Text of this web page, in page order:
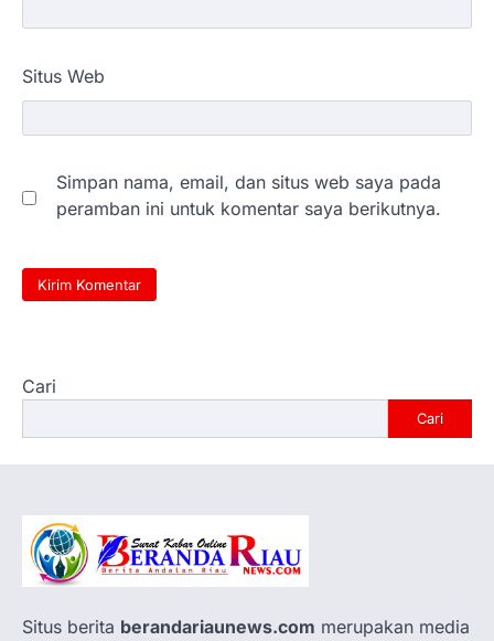
Situs Web
Simpan nama, email, dan situs web saya pada
peramban ini untuk komentar saya berikutnya.
Cari
Cari
Situs berita berandariaunews.com merupakan media